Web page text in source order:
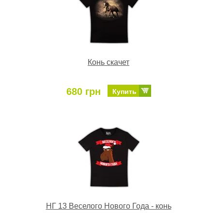
Конь скачет
680 грн Купить
НГ 13 Веселого Нового Года - конь